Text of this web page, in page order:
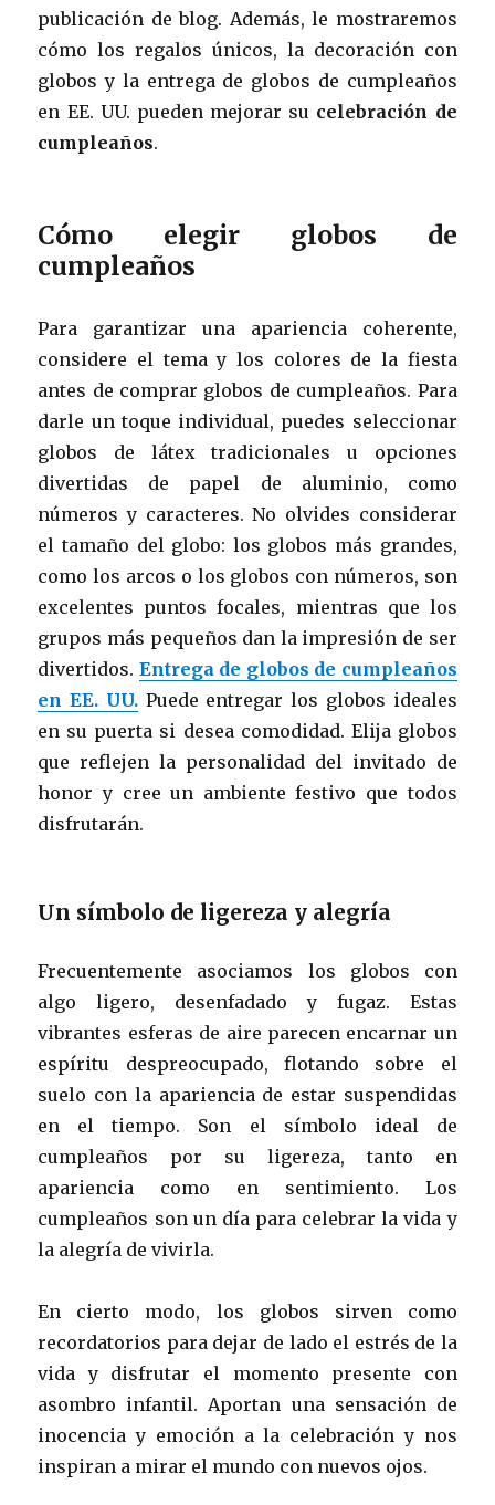
publicación de blog. Además, le mostraremos
cómo los regalos únicos, la decoración con
globos y la entrega de globos de cumpleaños
en EE. UU. pueden mejorar su celebración de
cumpleaños.
Cómo elegir globos de
cumpleaños
Para garantizar una apariencia coherente,
considere el tema y los colores de la fiesta
antes de comprar globos de cumpleaños. Para
darle un toque individual, puedes seleccionar
globos de látex tradicionales u opciones
divertidas de papel de aluminio, como
números y caracteres. No olvides considerar
el tamaño del globo: los globos más grandes,
como los arcos o los globos con números, son
excelentes puntos focales, mientras que los
grupos más pequeños dan la impresión de ser
divertidos. Entrega de globos de cumpleaños
en EE. UU. Puede entregar los globos ideales
en su puerta si desea comodidad. Elija globos
que reflejen la personalidad del invitado de
honor y cree un ambiente festivo que todos
disfrutarán.
Un símbolo de ligereza y alegría
Frecuentemente asociamos los globos con
algo ligero, desenfadado y fugaz. Estas
vibrantes esferas de aire parecen encarnar un
espíritu despreocupado, flotando sobre el
suelo con la apariencia de estar suspendidas
en el tiempo. Son el símbolo ideal de
cumpleaños por su ligereza, tanto en
apariencia como en sentimiento. Los
cumpleaños son un día para celebrar la vida y
la alegría de vivirla.
En cierto modo, los globos sirven como
recordatorios para dejar de lado el estrés de la
vida y disfrutar el momento presente con
asombro infantil. Aportan una sensación de
inocencia y emoción a la celebración y nos
inspiran a mirar el mundo con nuevos ojos.